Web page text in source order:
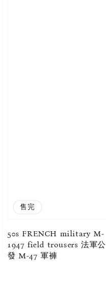
售完
50s FRENCH military M-
1947 field trousers 法軍公
發 M-47 軍褲